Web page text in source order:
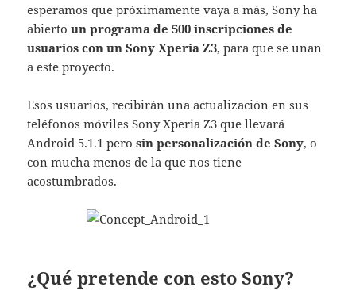
esperamos que próximamente vaya a más, Sony ha
abiertoun programa de 500 inscripciones de
usuarios con un Sony Xperia Z3, para que se unan
a este proyecto.
Esos usuarios, recibirán una actualización en sus
teléfonos móviles Sony Xperia Z3 que llevará
Android 5.1.1 perosin personalización de Sony, o
con mucha menos de la que nos tiene
acostumbrados.
¿Qué pretende con esto Sony?